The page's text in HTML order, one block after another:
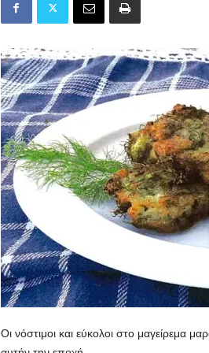
Οι νόστιμοι και εύκολοι στο μαγείρεμα